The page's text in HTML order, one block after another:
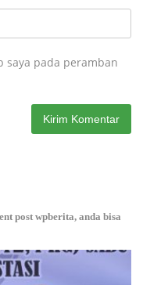
saya pada peramban
post wpberita, anda bisa